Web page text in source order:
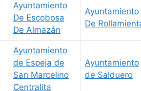
Ayuntamiento
De Escobosa
De Almazán
Ayuntamiento
De
Ayuntamiento
de Espeja de
San Marcelino
Centralita
Ayuntamiento
de Salduero